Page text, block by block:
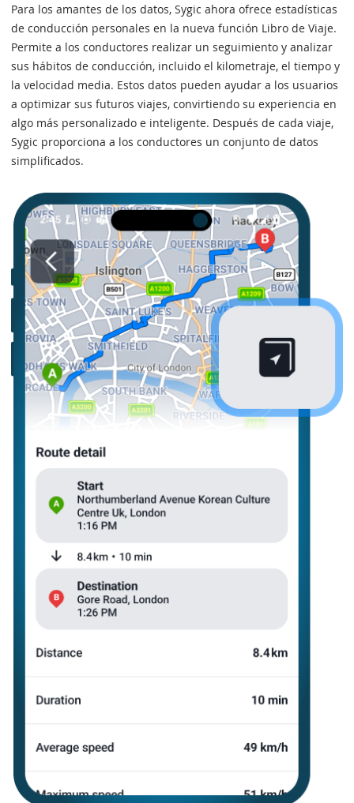
Para los amantes de los datos, Sygic ahora ofrece estadísticas
de conducción personales en la nueva función Libro de Viaje.
Permite a los conductores realizar un seguimiento y analizar
sus hábitos de conducción, incluido el kilometraje, el tiempo y
la velocidad media. Estos datos pueden ayudar a los usuarios
a optimizar sus futuros viajes, convirtiendo su experiencia en
algo más personalizado e inteligente. Después de cada viaje,
Sygic proporciona a los conductores un conjunto de datos
simplificados.